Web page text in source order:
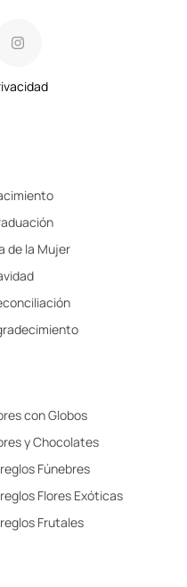
de la Mujer
con Globos
y Chocolates
Fúnebres
Flores Exóticas
Frutales